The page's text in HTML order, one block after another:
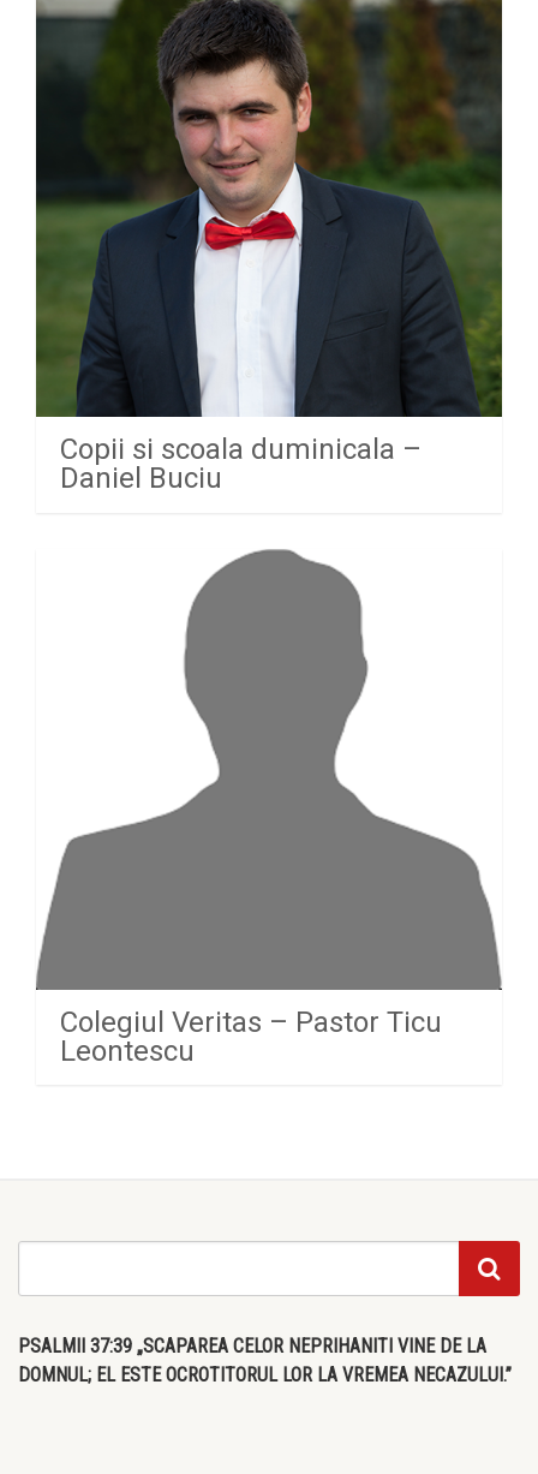
Copii si scoala duminicala –
Daniel Buciu
Colegiul Veritas – Pastor Ticu
Leontescu
PSALMII 37:39 „SCAPAREA CELOR NEPRIHANITI VINE DE LA
DOMNUL; EL ESTE OCROTITORUL LOR LA VREMEA NECAZULUI.”